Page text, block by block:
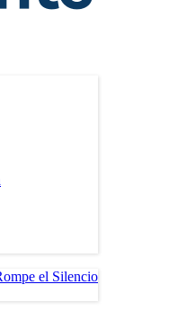
el Silencio